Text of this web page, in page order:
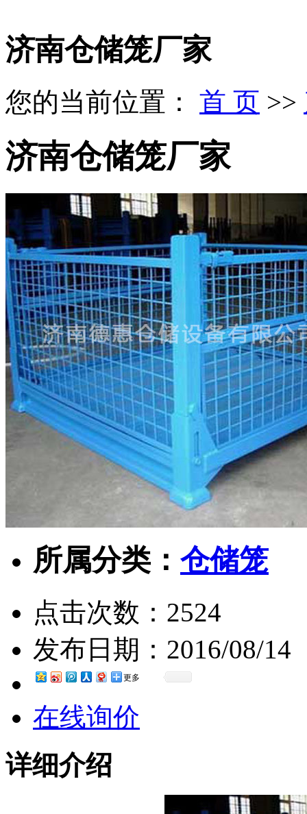
济南仓储笼厂家
您的当前位置： 首 页 >>
济南仓储笼厂家
所属分类： 仓储笼
点击次数： 2524
发布日期： 2016/08/14
更多
在线询价
详细介绍